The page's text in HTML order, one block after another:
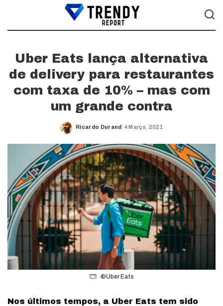
Uber Eats lança alternativa
de delivery para restaurantes
com taxa de 10% – mas com
um grande contra
Posted
Ricardo Durand 4 Março, 2021
©Uber Eats
Nos últimos tempos, a Uber Eats tem sido